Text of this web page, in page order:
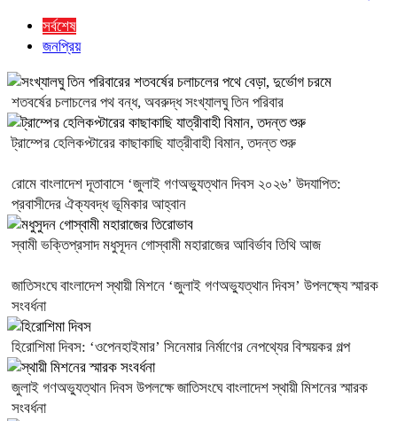
সর্বশেষ
জনপ্রিয়
শতবর্ষের চলাচলের পথ বন্ধ, অবরুদ্ধ সংখ্যালঘু তিন পরিবার
ট্রাম্পের হেলিকপ্টারের কাছাকাছি যাত্রীবাহী বিমান, তদন্ত শুরু
রোমে বাংলাদেশ দূতাবাসে ‘জুলাই গণঅভ্যুত্থান দিবস ২০২৬’ উদযাপিত:
প্রবাসীদের ঐক্যবদ্ধ ভূমিকার আহ্বান
স্বামী ভক্তিপ্রসাদ মধুসূদন গোস্বামী মহারাজের আবির্ভাব তিথি আজ
জাতিসংঘে বাংলাদেশ স্থায়ী মিশনে ‘জুলাই গণঅভ্যুত্থান দিবস’ উপলক্ষ্যে স্মারক
সংবর্ধনা
হিরোশিমা দিবস: ‘ওপেনহাইমার’ সিনেমার নির্মাণের নেপথ্যের বিস্ময়কর গল্প
জুলাই গণঅভ্যুত্থান দিবস উপলক্ষে জাতিসংঘে বাংলাদেশ স্থায়ী মিশনের স্মারক
সংবর্ধনা